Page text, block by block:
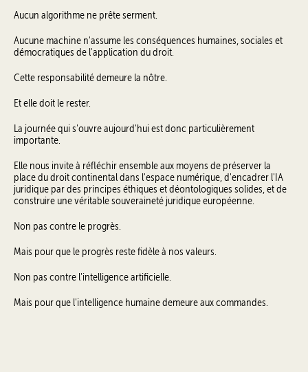
Aucun algorithme ne prête serment.
Aucune machine n'assume les conséquences humaines, sociales et
démocratiques de l'application du droit.
Cette responsabilité demeure la nôtre.
Et elle doit le rester.
La journée qui s'ouvre aujourd'hui est donc particulièrement
importante.
Elle nous invite à réfléchir ensemble aux moyens de préserver la
place du droit continental dans l'espace numérique, d'encadrer l'IA
juridique par des principes éthiques et déontologiques solides, et de
construire une véritable souveraineté juridique européenne.
Non pas contre le progrès.
Mais pour que le progrès reste fidèle à nos valeurs.
Non pas contre l'intelligence artificielle.
Mais pour que l'intelligence humaine demeure aux commandes.